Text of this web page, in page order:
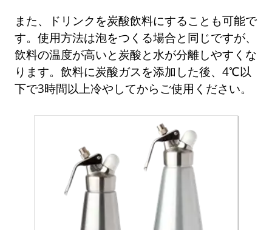
また、ドリンクを炭酸飲料にすることも可能で
す。使用方法は泡をつくる場合と同じですが、
飲料の温度が高いと炭酸と水が分離しやすくな
ります。飲料に炭酸ガスを添加した後、4℃以
下で3時間以上冷やしてからご使用ください。